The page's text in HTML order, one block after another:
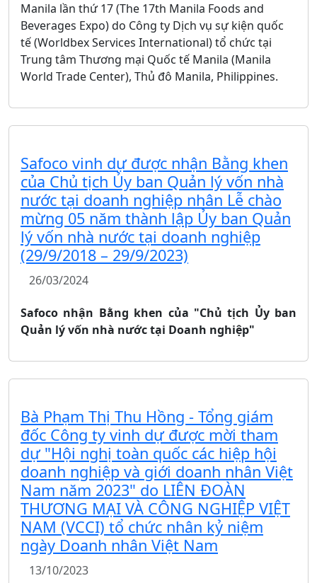
Manila lần thứ 17 (The 17th Manila Foods and
Beverages Expo) do Công ty Dịch vụ sự kiện quốc
tế (Worldbex Services International) tổ chức tại
Trung tâm Thương mại Quốc tế Manila (Manila
World Trade Center), Thủ đô Manila, Philippines.
Safoco vinh dự được nhận Bằng khen
của Chủ tịch Ủy ban Quản lý vốn nhà
nước tại doanh nghiệp nhân Lễ chào
mừng 05 năm thành lập Ủy ban Quản
lý vốn nhà nước tại doanh nghiệp
(29/9/2018 – 29/9/2023)
26/03/2024
Safoco nhận Bằng khen của "Chủ tịch Ủy ban
Quản lý vốn nhà nước tại Doanh nghiệp"
Bà Phạm Thị Thu Hồng - Tổng giám
đốc Công ty vinh dự được mời tham
dự "Hội nghị toàn quốc các hiệp hội
doanh nghiệp và giới doanh nhân Việt
Nam năm 2023" do LIÊN ĐOÀN
THƯƠNG MẠI VÀ CÔNG NGHIỆP VIỆT
NAM (VCCI) tổ chức nhân kỷ niệm
ngày Doanh nhân Việt Nam
13/10/2023